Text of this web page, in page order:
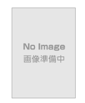
先輩が入学を決めた